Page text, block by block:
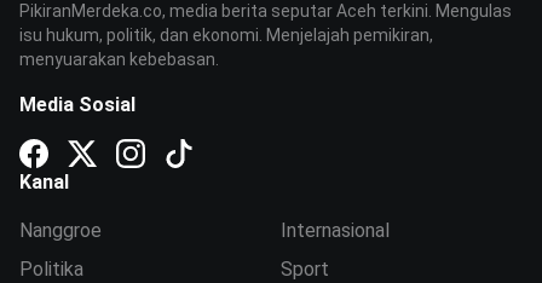
PikiranMerdeka.co, media berita seputar Aceh terkini. Mengulas
isu hukum, politik, dan ekonomi. Menjelajah pemikiran,
menyuarakan kebebasan.
Media Sosial
Kanal
Nanggroe
Politika
Internasional
Sport